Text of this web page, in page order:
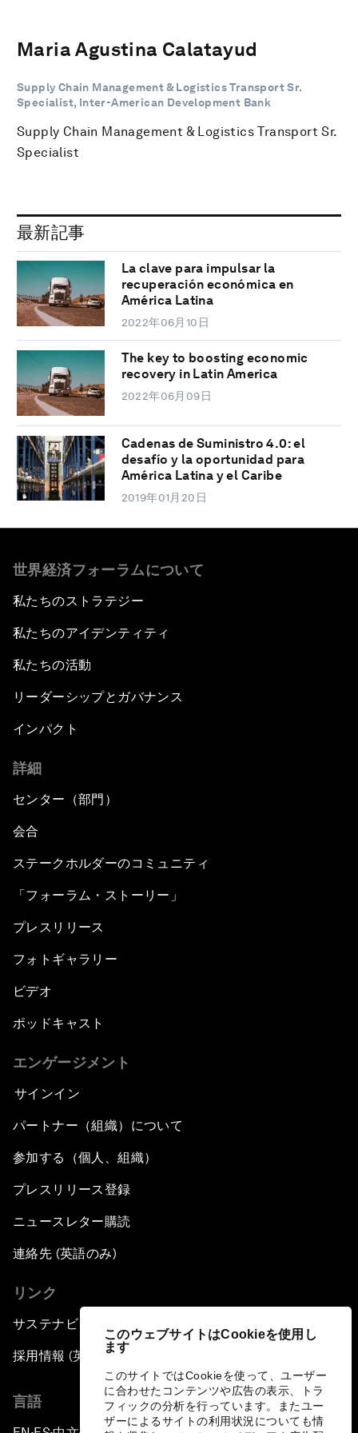
このウェブサイトはCookieを使用し
ます
このサイトではCookieを使って、ユーザー
に合わせたコンテンツや広告の表示、トラ
フィックの分析を行っています。またユー
ザーによるサイトの利用状況についても情
Maria Agustina Calatayud
Supply Chain Management & Logistics Transport Sr.
Specialist, Inter-American Development Bank
Supply Chain Management & Logistics Transport Sr.
Specialist
最新記事
La clave para impulsar la
recuperación económica en
América Latina
2022年06月10日
The key to boosting economic
recovery in Latin America
2022年06月09日
Cadenas de Suministro 4.0: el
desafío y la oportunidad para
América Latina y el Caribe
2019年01月20日
世界経済フォーラムについて
私たちのストラテジー
私たちのアイデンティティ
私たちの活動
リーダーシップとガバナンス
インパクト
詳細
センター（部門）
会合
ステークホルダーのコミュニティ
「フォーラム・ストーリー」
プレスリリース
フォトギャラリー
ビデオ
ポッドキャスト
エンゲージメント
サインイン
パートナー（組織）について
参加する（個人、組織）
プレスリリース登録
ニュースレター購読
連絡先 (英語のみ)
リンク
サステナビリティへの取り組み
採用情報 (英語のみ)
言語